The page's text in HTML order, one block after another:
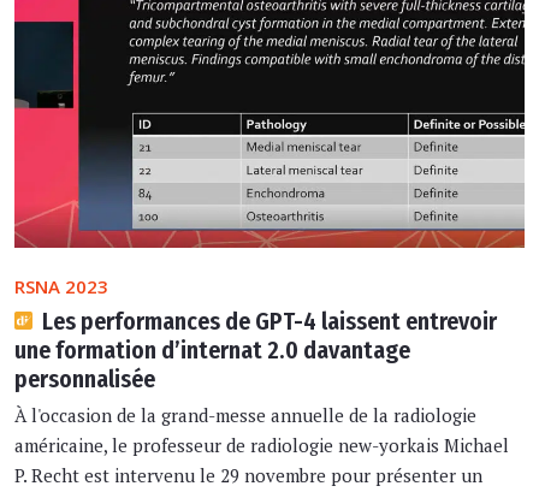
RSNA 2023
Les performances de GPT-4 laissent entrevoir
une formation d’internat 2.0 davantage
personnalisée
À l'occasion de la grand-messe annuelle de la radiologie
américaine, le professeur de radiologie new-yorkais Michael
P. Recht est intervenu le 29 novembre pour présenter un